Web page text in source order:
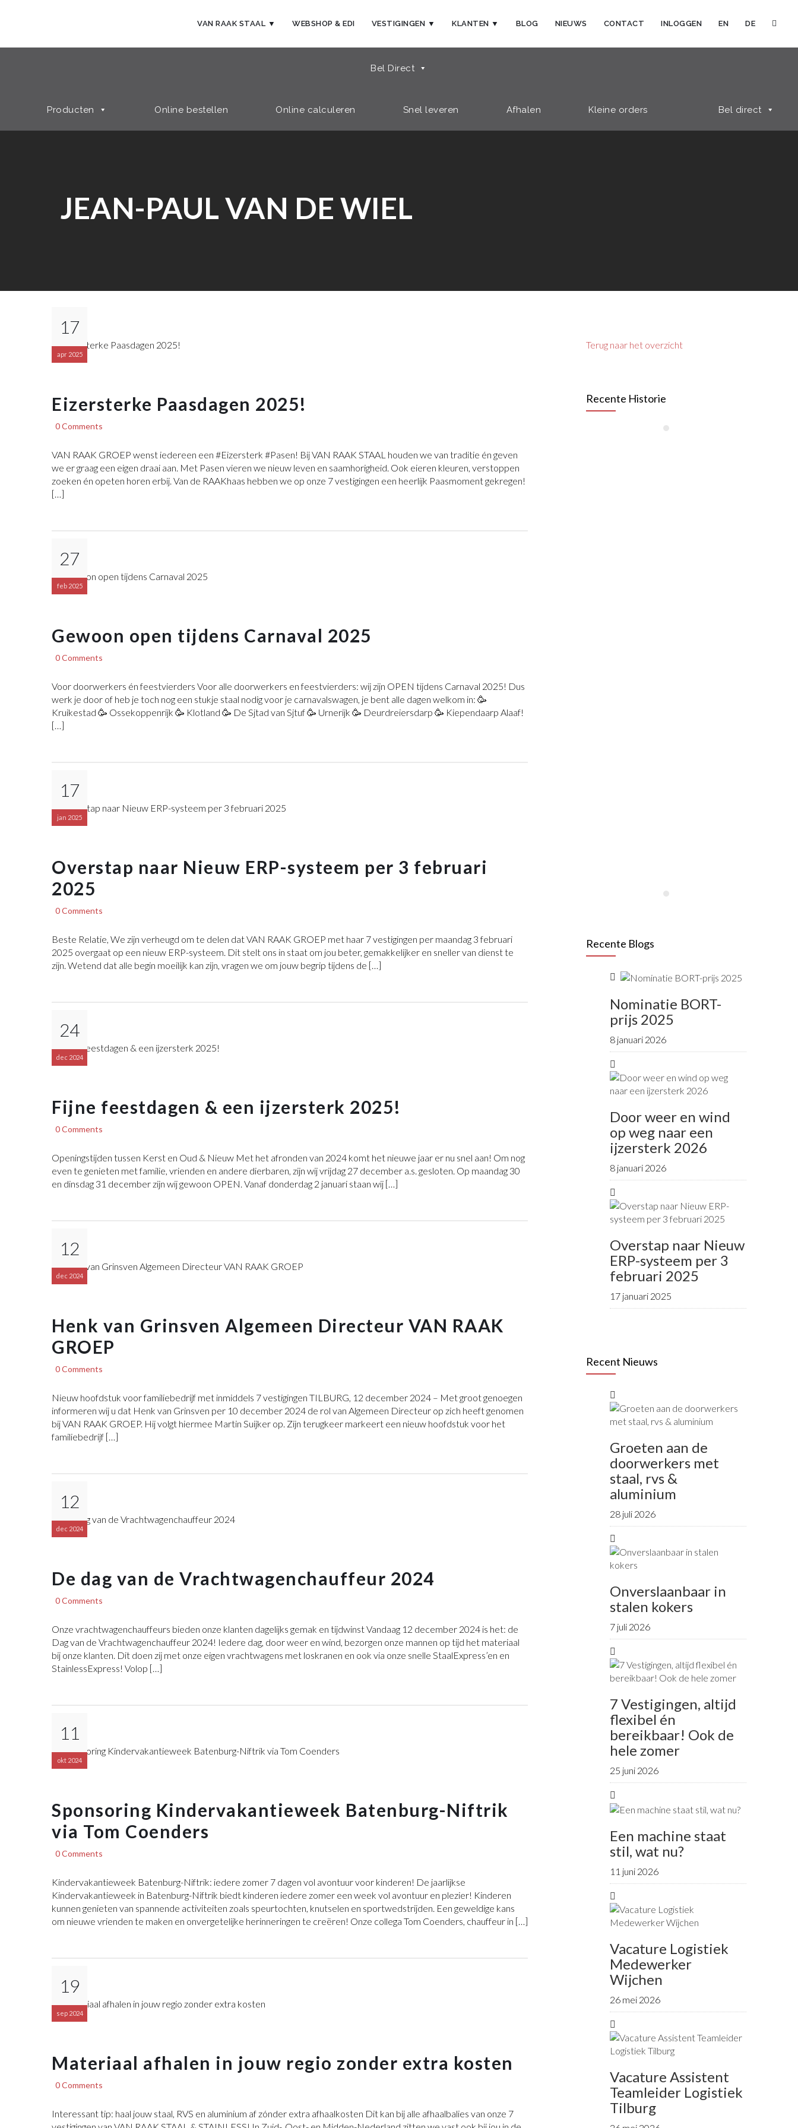
VAN RAAK STAAL ▼ WEBSHOP & EDI VESTIGINGEN ▼ KLANTEN ▼ BLOG NIEUWS CONTACT INLOGGEN EN DE
Bel Direct
Producten Online bestellen Online calculeren Snel leveren Afhalen Kleine orders Bel direct
JEAN-PAUL VAN DE WIEL
17
apr 2025
Eizersterke Paasdagen 2025!
0 Comments
VAN RAAK GROEP wenst iedereen een #Eizersterk #Pasen! Bij VAN RAAK STAAL houden we van traditie én geven
we er graag een eigen draai aan. Met Pasen vieren we nieuw leven en saamhorigheid. Ook eieren kleuren, verstoppen
zoeken én opeten horen erbij. Van de RAAKhaas hebben we op onze 7 vestigingen een heerlijk Paasmoment gekregen!
[…]
27
feb 2025
Gewoon open tijdens Carnaval 2025
0 Comments
Voor doorwerkers én feestvierders Voor alle doorwerkers en feestvierders: wij zijn OPEN tijdens Carnaval 2025! Dus
werk je door of heb je toch nog een stukje staal nodig voor je carnavalswagen, je bent alle dagen welkom in: 🥳
Kruikestad 🥳 Ossekoppenrijk 🥳 Klotland 🥳 De Sjtad van Sjtuf 🥳 Urnerijk 🥳 Deurdreiersdarp 🥳 Kiependaarp Alaaf!
[…]
17
jan 2025
Overstap naar Nieuw ERP-systeem per 3 februari
2025
0 Comments
Beste Relatie, We zijn verheugd om te delen dat VAN RAAK GROEP met haar 7 vestigingen per maandag 3 februari
2025 overgaat op een nieuw ERP-systeem. Dit stelt ons in staat om jou beter, gemakkelijker en sneller van dienst te
zijn. Wetend dat alle begin moeilijk kan zijn, vragen we om jouw begrip tijdens de […]
24
dec 2024
Fijne feestdagen & een ijzersterk 2025!
0 Comments
Openingstijden tussen Kerst en Oud & Nieuw Met het afronden van 2024 komt het nieuwe jaar er nu snel aan! Om nog
even te genieten met familie, vrienden en andere dierbaren, zijn wij vrijdag 27 december a.s. gesloten. Op maandag 30
en dinsdag 31 december zijn wij gewoon OPEN. Vanaf donderdag 2 januari staan wij […]
12
dec 2024
Henk van Grinsven Algemeen Directeur VAN RAAK
GROEP
0 Comments
Nieuw hoofdstuk voor familiebedrijf met inmiddels 7 vestigingen TILBURG, 12 december 2024 – Met groot genoegen
informeren wij u dat Henk van Grinsven per 10 december 2024 de rol van Algemeen Directeur op zich heeft genomen
bij VAN RAAK GROEP. Hij volgt hiermee Martin Suijker op. Zijn terugkeer markeert een nieuw hoofdstuk voor het
familiebedrijf […]
12
dec 2024
De dag van de Vrachtwagenchauffeur 2024
0 Comments
Onze vrachtwagenchauffeurs bieden onze klanten dagelijks gemak en tijdwinst Vandaag 12 december 2024 is het: de
Dag van de Vrachtwagenchauffeur 2024! Iedere dag, door weer en wind, bezorgen onze mannen op tijd het materiaal
bij onze klanten. Dit doen zij met onze eigen vrachtwagens met loskranen en ook via onze snelle StaalExpress’en en
StainlessExpress! Volop […]
11
okt 2024
Sponsoring Kindervakantieweek Batenburg-Niftrik
via Tom Coenders
0 Comments
Kindervakantieweek Batenburg-Niftrik: iedere zomer 7 dagen vol avontuur voor kinderen! De jaarlijkse
Kindervakantieweek in Batenburg-Niftrik biedt kinderen iedere zomer een week vol avontuur en plezier! Kinderen
kunnen genieten van spannende activiteiten zoals speurtochten, knutselen en sportwedstrijden. Een geweldige kans
om nieuwe vrienden te maken en onvergetelijke herinneringen te creëren! Onze collega Tom Coenders, chauffeur in […]
19
sep 2024
Materiaal afhalen in jouw regio zonder extra kosten
0 Comments
Interessant tip: haal jouw staal, RVS en aluminium af zónder extra afhaalkosten Dit kan bij alle afhaalbalies van onze 7
Terug naar het overzicht
Recente Historie
Recente Blogs
Nominatie BORT-
prijs 2025
8 januari 2026
Door weer en wind
op weg naar een
ijzersterk 2026
8 januari 2026
Overstap naar Nieuw
ERP-systeem per 3
februari 2025
17 januari 2025
Recent Nieuws
Groeten aan de
doorwerkers met
staal, rvs &
aluminium
28 juli 2026
Onverslaanbaar in
stalen kokers
7 juli 2026
7 Vestigingen, altijd
flexibel én
bereikbaar! Ook de
hele zomer
25 juni 2026
Een machine staat
stil, wat nu?
11 juni 2026
Vacature Logistiek
Medewerker
Wijchen
26 mei 2026
Vacature Assistent
Teamleider Logistiek
Tilburg